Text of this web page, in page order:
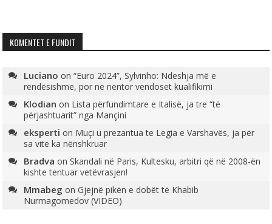
KOMENTET E FUNDIT
Luciano on“Euro 2024”, Sylvinho: Ndeshja më e
rëndësishme, por në nëntor vendoset kualifikimi
Klodian on Lista përfundimtare e Italisë, ja tre “të
përjashtuarit” nga Mançini
eksperti on Muçi u prezantua te Legia e Varshavës, ja për
sa vite ka nënshkruar
Bradva onSkandali në Paris, Kultesku, arbitri që në 2008-ën
kishte tentuar vetëvrasjen!
Mmabeg onGjejnë pikën e dobët të Khabib
Nurmagomedov (VIDEO)